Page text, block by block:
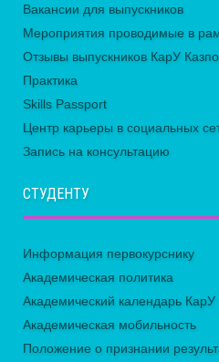
Вакансии для выпускников
Мероприятия проводимые в
Отзывы выпускников КарУ
Практика
Skills Passport
Центр карьеры в социальных
Запись на консультацию
СТУДЕНТУ
Информация первокурснику
Академическая политика
Академический календарь КарУ
Академическая мобильность
Положение о признании